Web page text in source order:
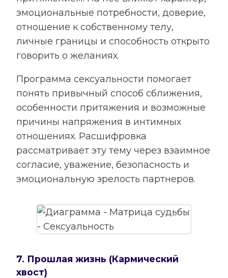
эмоциональные потребности, доверие,
отношение к собственному телу,
личные границы и способность открыто
говорить о желаниях.
Программа сексуальности помогает
понять привычный способ сближения,
особенности притяжения и возможные
причины напряжения в интимных
отношениях. Расшифровка
рассматривает эту тему через взаимное
согласие, уважение, безопасность и
эмоциональную зрелость партнеров.
7. Прошлая жизнь (Кармический
хвост)